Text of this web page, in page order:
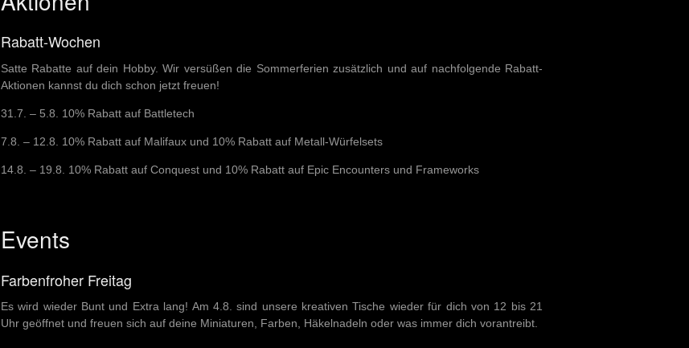
Rabatt-Wochen
Satte Rabatte auf dein Hobby. Wir versüßen die Sommerferien zusätzlich und auf nachfolgende Rabatt-
Aktionen kannst du dich schon jetzt freuen!
31.7. – 5.8. 10% Rabatt auf Battletech
7.8. – 12.8. 10% Rabatt auf Malifaux und 10% Rabatt auf Metall-Würfelsets
14.8. – 19.8. 10% Rabatt auf Conquest und 10% Rabatt auf Epic Encounters und Frameworks
Events
Farbenfroher Freitag
Es wird wieder Bunt und Extra lang! Am 4.8. sind unsere kreativen Tische wieder für dich von 12 bis 21
Uhr geöffnet und freuen sich auf deine Miniaturen, Farben, Häkelnadeln oder was immer dich vorantreibt.